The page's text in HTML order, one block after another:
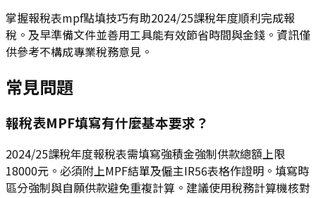
掌握報稅表mpf點填技巧有助2024/25課稅年度順利完成報
稅。及早準備文件並善用工具能有效節省時間與金錢。資訊僅
供參考不構成專業稅務意見。
常見問題
報稅表MPF填寫有什麼基本要求？
2024/25課稅年度報稅表需填寫強積金強制供款總額上限
18000元。必須附上MPF結單及僱主IR56表格作證明。填寫時
區分強制與自願供款避免重複計算。建議使用稅務計算機核對